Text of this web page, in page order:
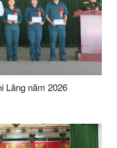
Lăng năm 2026